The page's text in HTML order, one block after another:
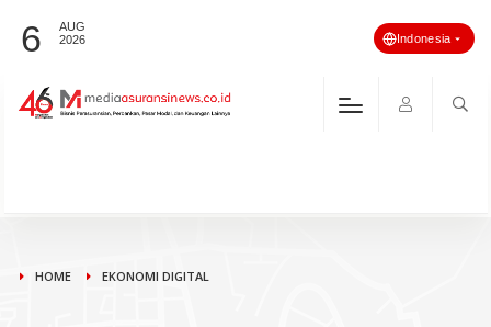
6
AUG
2026
Indonesia
HOME EKONOMI DIGITAL